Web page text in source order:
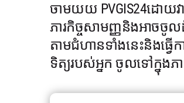
ចាមយយ PVGIS24ដោយវា
ភារកិច្ចសាមញ្ញនិងអាចចូ
តាមជំហានទាំងនេះនិងធ្វើ
ទិត្យរបស់អ្នក ចូលទៅក្នុ